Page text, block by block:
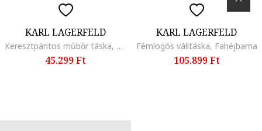
KARL LAGERFELD
Keresztpántos műbőr táska, Bézs
45.299 Ft
KARL LAGERFELD
Fémlogós válltáska, Fahéjbarna
105.899 Ft